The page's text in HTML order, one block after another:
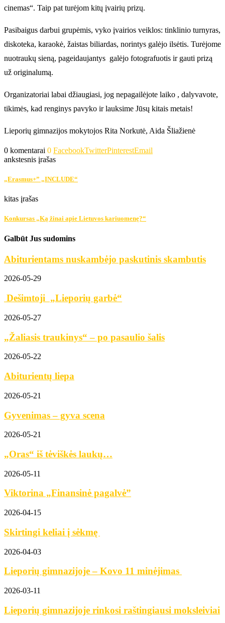
cinemas“. Taip pat turėjom kitų įvairių prizų.
Pasibaigus darbui grupėmis, vyko įvairios veiklos: tinklinio turnyras,
diskoteka, karaokė, žaistas biliardas, norintys galėjo ilsėtis. Turėjome
nuotraukų sieną, pageidaujantys galėjo fotografuotis ir gauti prizą
už originalumą.
Organizatoriai labai džiaugiasi, jog nepagailėjote laiko , dalyvavote,
tikimės, kad renginys pavyko ir lauksime Jūsų kitais metais!
Lieporių gimnazijos mokytojos Rita Norkutė, Aida Šliažienė
0 komentarai 0 FacebookTwitterPinterestEmail
ankstesnis įrašas
„Erasmus+” „INCLUDE“
kitas įrašas
Konkursas „Ką žinai apie Lietuvos kariuomenę?“
Galbūt Jus sudomins
Abiturientams nuskambėjo paskutinis skambutis
2026-05-29
Dešimtoji „Lieporių garbė“
2026-05-27
„Žaliasis traukinys“ – po pasaulio šalis
2026-05-22
Abiturientų liepa
2026-05-21
Gyvenimas – gyva scena
2026-05-21
„Oras“ iš tėviškės laukų…
2026-05-11
Viktorina „Finansinė pagalvė”
2026-04-15
Skirtingi keliai į sėkmę
2026-04-03
Lieporių gimnazijoje – Kovo 11 minėjimas
2026-03-11
Lieporių gimnazijoje rinkosi raštingiausi moksleiviai